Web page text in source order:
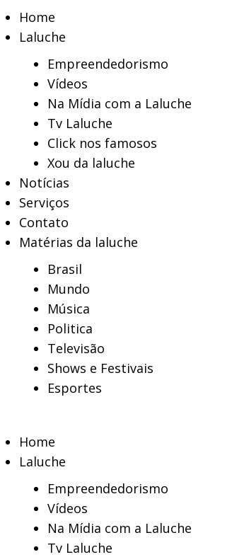
Home
Laluche
Empreendedorismo
Vídeos
Na Mídia com a Laluche
Tv Laluche
Click nos famosos
Xou da laluche
Notícias
Serviços
Contato
Matérias da laluche
Brasil
Mundo
Música
Politica
Televisão
Shows e Festivais
Esportes
Home
Laluche
Empreendedorismo
Vídeos
Na Mídia com a Laluche
Tv Laluche